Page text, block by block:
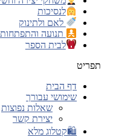
לנסיכות
לאם ולתינוק
תנועה והתפתחות
לבית הספר
תפריט
דף הבית
שימושי עבורך
שאלות נפוצות
יצירת קשר
🛍קטלוג מלא